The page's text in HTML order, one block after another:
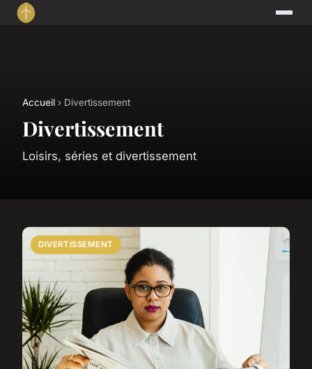
Accueil › Divertissement
Divertissement
Loisirs, séries et divertissement
DIVERTISSEMENT